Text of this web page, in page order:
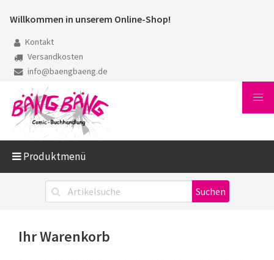
Willkommen in unserem Online-Shop!
Kontakt
Versandkosten
info@baengbaeng.de
Produktmenü
Ihr Warenkorb